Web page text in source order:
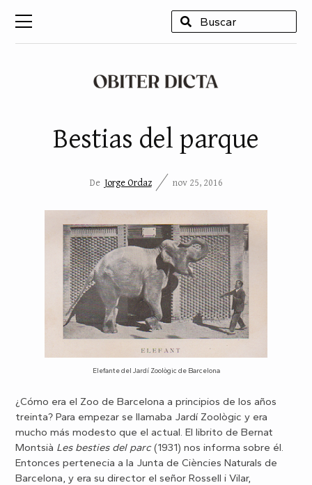
Bestias del parque
De Jorge Ordaz nov 25, 2016
Elefante del Jardí Zoològic de Barcelona
¿Cómo era el Zoo de Barcelona a principios de los años
treinta? Para empezar se llamaba Jardí Zoològic y era
mucho más modesto que el actual. El librito de Bernat
Montsià Les besties del parc(1931) nos informa sobre él.
Entonces pertenecia a la Junta de Ciències Naturals de
Barcelona, y era su director el señor Rossell i Vilar,